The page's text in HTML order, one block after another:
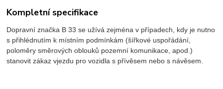
Kompletní specifikace
Dopravní značka B 33 se užívá zejména v případech, kdy je nutno
s přihlédnutím k místním podmínkám (šířkové uspořádání,
poloměry směrových oblouků pozemní komunikace, apod.)
stanovit zákaz vjezdu pro vozidla s přívěsem nebo s návěsem.